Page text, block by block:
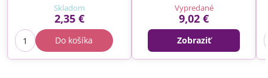
Skladom
2,35 €
Do košíka
Vypredané
9,02 €
Zobraziť